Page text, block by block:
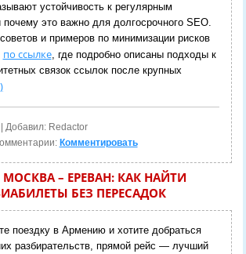
устойчивость к регулярным
это важно для долгосрочного SEO.
и примеров по минимизации рисков
по ссылке, где подробно описаны подходы к
связок ссылок после крупных
Добавил: Redactor
Комментировать
– ЕРЕВАН: КАК НАЙТИ
БЕЗ ПЕРЕСАДОК
поездку в Армению и хотите добраться
разбирательств, прямой рейс — лучший